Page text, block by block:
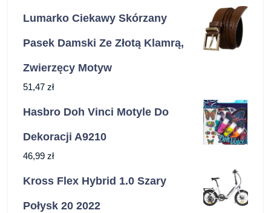
Lumarko Ciekawy Skórzany
Pasek Damski Ze Złotą Klamrą,
Zwierzęcy Motyw
51,47 zł
Hasbro Doh Vinci Motyle Do
Dekoracji A9210
46,99 zł
Kross Flex Hybrid 1.0 Szary
Połysk 20 2022